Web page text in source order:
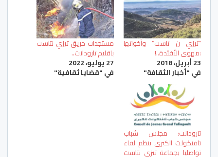
“تيزي ن تاست” وأخواتها
:مهوى الأفئدة..!
23 أبريل، 2018
في "أخبار الثقافة"
مستجدات حريق تيزي نتاست
باقليم تارودانت..
27 يوليو، 2022
في "قضايا ثقافية"
تارودانت: مجلس شباب
تافنكولت الكبرى ينظم لقاء
تواصليا بجماعة تيزي نتاست